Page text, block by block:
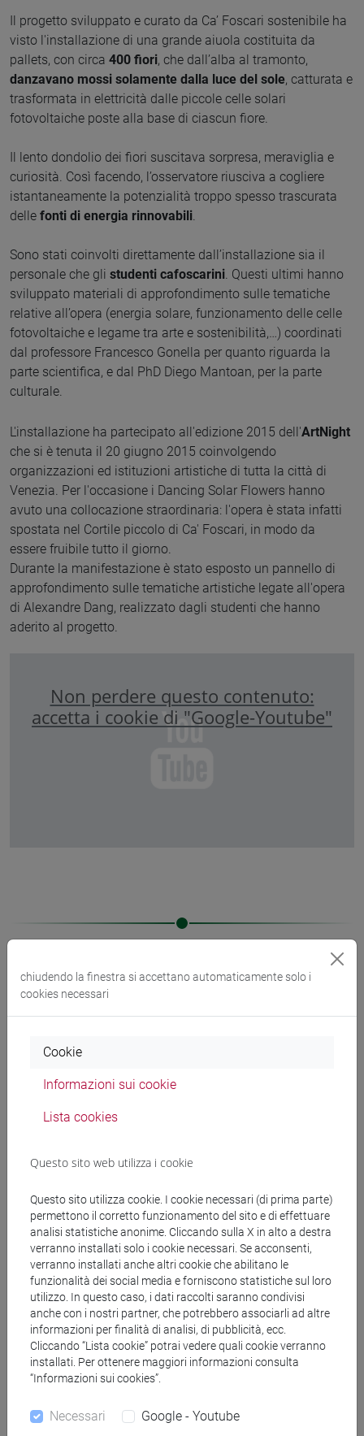
Il progetto sviluppato e curato da Ca’ Foscari sostenibile ha
visto l'installazione di una grande aiuola costituita da
pallets, con circa 400 fiori, che dall’alba al tramonto,
danzavano mossi solamente dalla luce del sole, catturata e
trasformata in elettricità dalle piccole celle solari
fotovoltaiche poste alla base di ciascun fiore.
Il lento dondolio dei fiori suscitava sorpresa, meraviglia e
curiosità. Così facendo, l’osservatore riusciva a cogliere
istantaneamente la potenzialità troppo spesso trascurata
delle fonti di energia rinnovabili.
Sono stati coinvolti direttamente dall’installazione sia il
personale che gli studenti cafoscarini. Questi ultimi hanno
sviluppato materiali di approfondimento sulle tematiche
relative all’opera (energia solare, funzionamento delle celle
fotovoltaiche e legame tra arte e sostenibilità,…) coordinati
dal professore Francesco Gonella per quanto riguarda la
parte scientifica, e dal PhD Diego Mantoan, per la parte
culturale.
L'installazione ha partecipato all'edizione 2015 dell'ArtNight
che si è tenuta il 20 giugno 2015 coinvolgendo
organizzazioni ed istituzioni artistiche di tutta la città di
Venezia. Per l'occasione i Dancing Solar Flowers hanno
avuto una collocazione straordinaria: l'opera è stata infatti
spostata nel Cortile piccolo di Ca' Foscari, in modo da
essere fruibile tutto il giorno.
Durante la manifestazione è stato esposto un pannello di
approfondimento sulle tematiche artistiche legate all'opera
di Alexandre Dang, realizzato dagli studenti che hanno
aderito al progetto.
Non perdere questo contenuto:
accetta i cookie di "Google-Youtube"
chiudendo la finestra si accettano automaticamente solo i
cookies necessari
Cookie
Informazioni sui cookie
Lista cookies
Questo sito web utilizza i cookie
Questo sito utilizza cookie. I cookie necessari (di prima parte)
permettono il corretto funzionamento del sito e di effettuare
analisi statistiche anonime. Cliccando sulla X in alto a destra
verranno installati solo i cookie necessari. Se acconsenti,
verranno installati anche altri cookie che abilitano le
funzionalità dei social media e forniscono statistiche sul loro
utilizzo. In questo caso, i dati raccolti saranno condivisi
anche con i nostri partner, che potrebbero associarli ad altre
informazioni per finalità di analisi, di pubblicità, ecc.
Cliccando “Lista cookie” potrai vedere quali cookie verranno
installati. Per ottenere maggiori informazioni consulta
“Informazioni sui cookies”.
Necessari Google - Youtube